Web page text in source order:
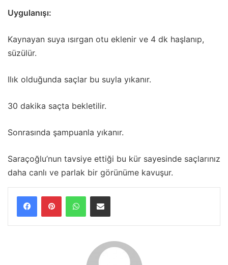
Uygulanışı:
Kaynayan suya ısırgan otu eklenir ve 4 dk haşlanıp,
süzülür.
Ilık olduğunda saçlar bu suyla yıkanır.
30 dakika saçta bekletilir.
Sonrasında şampuanla yıkanır.
Saraçoğlu’nun tavsiye ettiği bu kür sayesinde saçlarınız
daha canlı ve parlak bir görünüme kavuşur.
WhatsAppE-Posta ile paylaş